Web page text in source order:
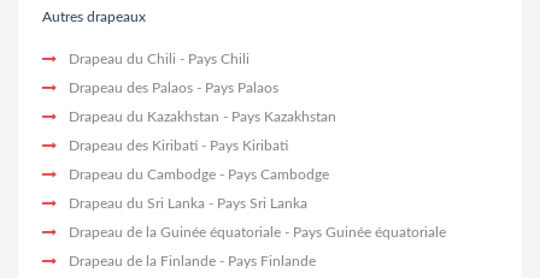
Autres drapeaux
Drapeau du Chili - Pays Chili
Drapeau des Palaos - Pays Palaos
Drapeau du Kazakhstan - Pays Kazakhstan
Drapeau des Kiribati - Pays Kiribati
Drapeau du Cambodge - Pays Cambodge
Drapeau du Sri Lanka - Pays Sri Lanka
Drapeau de la Guinée équatoriale - Pays Guinée équatoriale
Drapeau de la Finlande - Pays Finlande